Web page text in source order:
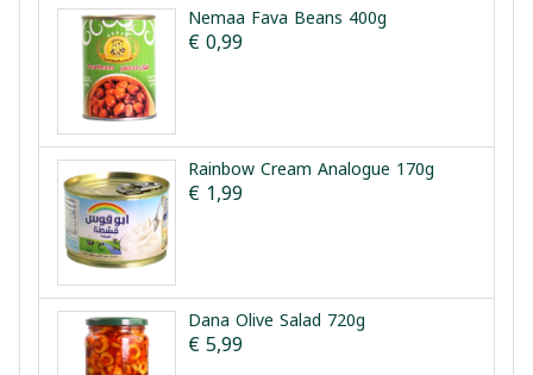
Nemaa Fava Beans 400g
€ 0,99
Rainbow Cream Analogue 170g
€ 1,99
Dana Olive Salad 720g
€ 5,99